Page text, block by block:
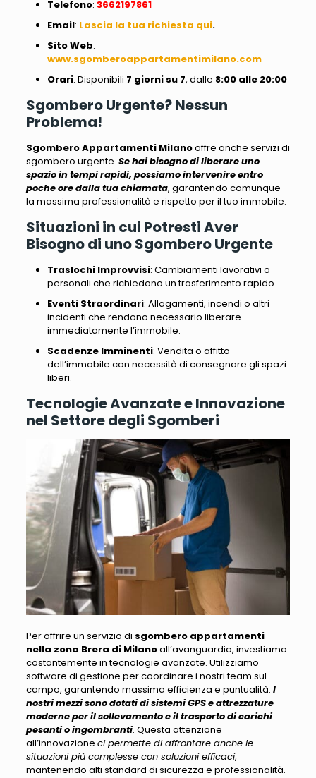
Telefono: 3662197861
Email: Lascia la tua richiesta qui.
SitoWeb:
www.sgomberoappartamentimilano.com
Orari: Disponibili 7 giorni su 7, dalle 8:00 alle 20:00
Sgombero Urgente? Nessun
Problema!
Sgombero Appartamenti Milanooffre anche servizi di
sgombero urgente. Se hai bisogno di liberare uno
spazio in tempi rapidi, possiamo intervenire entro
poche ore dalla tua chiamata, garantendo comunque
la massima professionalità e rispetto per il tuo immobile.
Situazioni in cui Potresti Aver
Bisogno di uno Sgombero Urgente
Traslochi Improvvisi: Cambiamenti lavorativi o
personali che richiedono un trasferimento rapido.
Eventi Straordinari: Allagamenti, incendi o altri
incidenti che rendono necessario liberare
immediatamente l’immobile.
Scadenze Imminenti: Vendita o affitto
dell’immobile con necessità di consegnare gli spazi
liberi.
Tecnologie Avanzate e Innovazione
nel Settore degli Sgomberi
Per offrire un servizio di sgombero appartamenti
nella zona Brera di Milanoall’avanguardia, investiamo
costantemente in tecnologie avanzate. Utilizziamo
software di gestione per coordinare i nostri team sul
campo, garantendo massima efficienza e puntualità. I
nostri mezzi sono dotati di sistemi GPS e attrezzature
moderne per il sollevamento e il trasporto di carichi
pesanti o ingombranti. Questa attenzione
all’innovazione ci permette di affrontare anche le
situazioni più complesse con soluzioni efficaci,
mantenendo alti standard di sicurezza e professionalità.